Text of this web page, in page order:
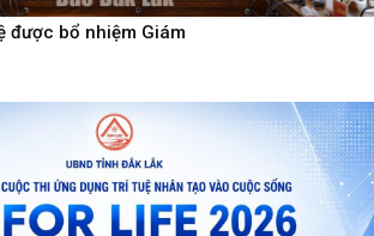
được bổ nhiệm Giám